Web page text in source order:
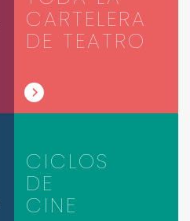
CARTELERA
DE TEATRO
CICLOS
DE
CINE